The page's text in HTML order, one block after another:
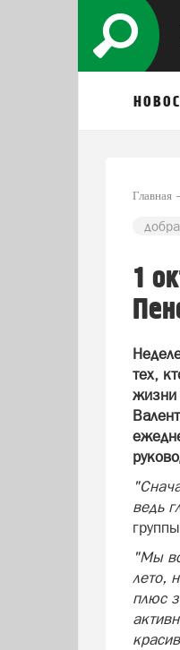
Главная
1
тех,
жизни
ведь
"Мы
лето,
плюс